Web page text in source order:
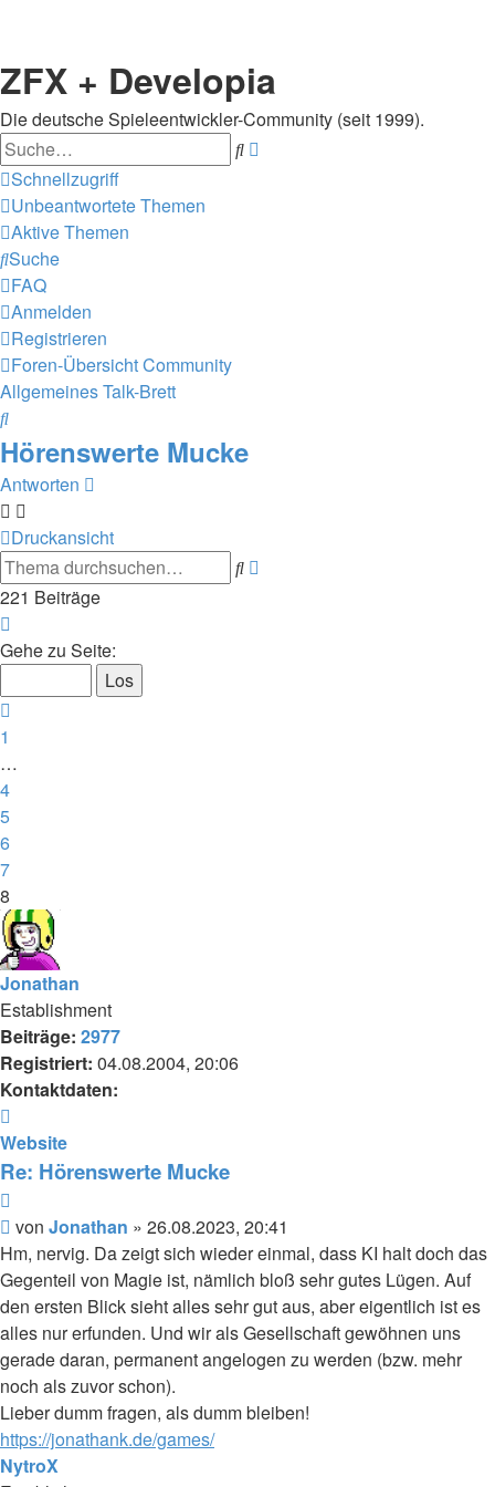
ZFX + Developia
Die deutsche Spieleentwickler-Community (seit 1999).
Suche
Schnellzugriff
Unbeantwortete Themen
Aktive Themen
Suche
FAQ
Anmelden
Registrieren
Foren-ÜbersichtCommunity
Allgemeines Talk-Brett
Suche
Hörenswerte Mucke
Antworten
Druckansicht
Suche
221 Beiträge
8
8
Gehe zu Seite:
1
…
4
5
6
7
8
Jonathan
Establishment
Beiträge: 2977
Registriert: 04.08.2004, 20:06
Kontaktdaten:
von
Jonathan
Website
Re: Hörenswerte Mucke
Beitrag
von Jonathan » 26.08.2023, 20:41
Hm, nervig. Da zeigt sich wieder einmal, dass KI halt doch das
Gegenteil von Magie ist, nämlich bloß sehr gutes Lügen. Auf
den ersten Blick sieht alles sehr gut aus, aber eigentlich ist es
alles nur erfunden. Und wir als Gesellschaft gewöhnen uns
gerade daran, permanent angelogen zu werden (bzw. mehr
noch als zuvor schon).
Lieber dumm fragen, als dumm bleiben!
https://jonathank.de/games/
NytroX